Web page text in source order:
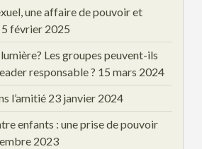
une affaire de pouvoir et
5 février 2025
Les groupes peuvent-ils
responsable ? 15 mars 2024
l’amitié 23 janvier 2024
enfants : une prise de pouvoir
2023